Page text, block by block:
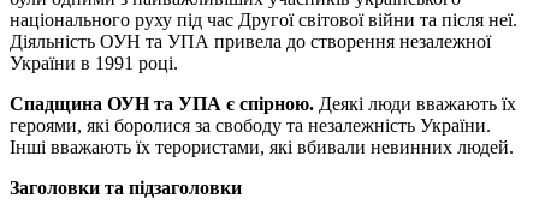
національного руху під час Другої світової війни та після неї.
Діяльність ОУН та УПА привела до створення незалежної
України в 1991 році.
Спадщина ОУН та УПА є спірною. Деякі люди вважають їх
героями, які боролися за свободу та незалежність України.
Інші вважають їх терористами, які вбивали невинних людей.
Заголовки та підзаголовки